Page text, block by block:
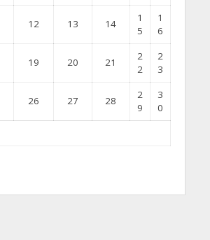
12 13 14
1
5
1
6
19 20 21
2
2
2
3
26 27 28
2
9
3
0